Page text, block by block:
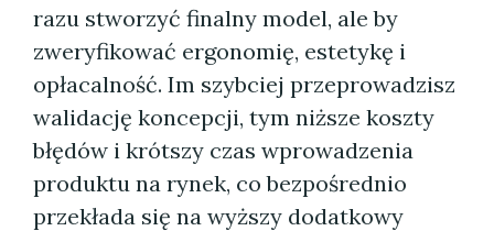
razu stworzyć finalny model, ale by
zweryfikować ergonomię, estetykę i
opłacalność. Im szybciej przeprowadzisz
walidację koncepcji, tym niższe koszty
błędów i krótszy czas wprowadzenia
produktu na rynek, co bezpośrednio
przekłada się na wyższy dodatkowy